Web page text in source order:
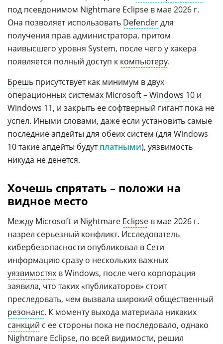
под псевдонимом Nightmare Eclipse в мае 2026 г.
Она позволяет использовать Defenderдля
получения прав администратора, притом
наивысшего уровня System, после чего у хакера
появляется полный доступ к компьютеру.
Брешь присутствует как минимум в двух
операционных системах Microsoft–Windows 10 и
Windows 11, и закрыть ее софтверный гигант пока не
успел. Иными словами, даже если установить самые
последние апдейты для обеих систем (для Windows
10 такие апдейты будутплатными), уязвимость
никуда не денется.
Хочешь спрятать – положи на
видное место
Между Microsoft и Nightmare Eclipse в мае 2026 г.
назрел серьезный конфликт. Исследователь
кибербезопасности опубликовал в Сети
информацию сразу о нескольких важных
уязвимостях в Windows, после чего корпорация
заявила, что таких «публикаторов» стоит
преследовать, чем вызвала широкий общественный
резонанс. К моменту выхода материала никаких
санкций с ее стороны пока не последовало, однако
Nightmare Eclipse, по всей видимости, решил